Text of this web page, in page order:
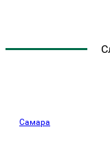
Самара